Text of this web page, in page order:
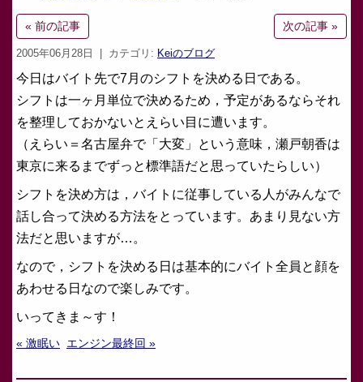
« 前の記事 次の記事 »
2005年06月28日 | カテゴリ: Keiのブログ
今日はバイト先で7月のシフトを決める日である。
シフトは一ヶ月単位で決めるため，予定があるならそれ
を整理しておかないとえらい目に遭います。
（えらい＝名古屋弁で「大変」という意味，瀬戸朝香は
東京に来るまでずっと標準語だと思っていたらしい）
シフトを決め方は，バイトに従事している人がみんなで
話し合って決める方法をとっています。あまり見ない方
法だと思いますが…。
なので，シフトを決める日は基本的にバイト全員と顔を
あわせる日なので楽しみです。
いってきま～す！
« 激眠い エンジン最終回 »